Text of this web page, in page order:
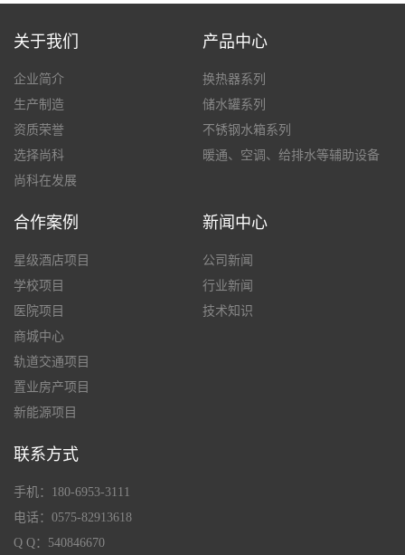
关于我们
企业简介
生产制造
资质荣誉
选择尚科
尚科在发展
产品中心
换热器系列
储水罐系列
不锈钢水箱系列
暖通、空调、给排水等辅助设备
合作案例
星级酒店项目
学校项目
医院项目
商城中心
轨道交通项目
置业房产项目
新能源项目
新闻中心
公司新闻
行业新闻
技术知识
联系方式
手机：180-6953-3111
电话：0575-82913618
Q Q：540846670